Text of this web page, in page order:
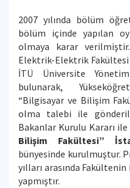
2007 yılında bölüm
bölüm içinde yapılan
olmaya karar
Elektrik-Elektrik
İTÜ Üniversite
bulunarak,
“Bilgisayar ve Bilişim
olma talebi ile
Bakanlar Kurulu Kararı
Bilişim Fakültesi”
bünyesinde kurulmuştur.
yılları arasında
yapmıştır.